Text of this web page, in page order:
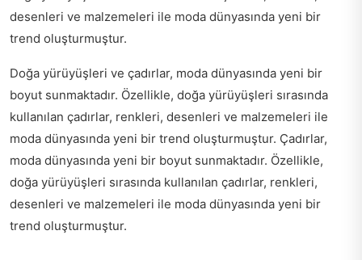
desenleri ve malzemeleri ile moda dünyasında yeni bir
trend oluşturmuştur.
Doğa yürüyüşleri ve çadırlar, moda dünyasında yeni bir
boyut sunmaktadır. Özellikle, doğa yürüyüşleri sırasında
kullanılan çadırlar, renkleri, desenleri ve malzemeleri ile
moda dünyasında yeni bir trend oluşturmuştur. Çadırlar,
moda dünyasında yeni bir boyut sunmaktadır. Özellikle,
doğa yürüyüşleri sırasında kullanılan çadırlar, renkleri,
desenleri ve malzemeleri ile moda dünyasında yeni bir
trend oluşturmuştur.